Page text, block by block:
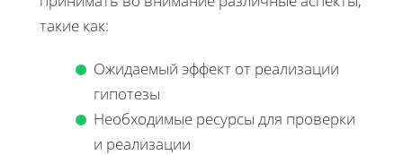
такие как:
Ожидаемый эффект от реализации
гипотезы
Необходимые ресурсы для проверки
и реализации